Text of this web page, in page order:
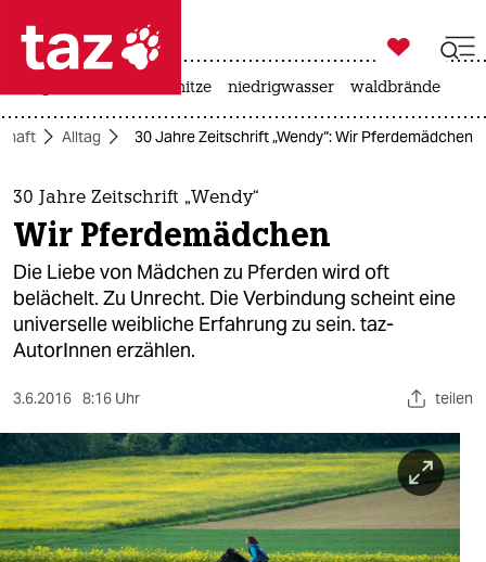
 taz zahl ich
taz zahl ich
themen
politik
öko
gesellschaft
kultur
sport
berlin
nord

taz zahl ich
hitze niedrigwasser waldbrände
Alltag 30 Jahre Zeitschrift „Wendy“: Wir Pferdemädchen
30 Jahre Zeitschrift „Wendy“
Wir Pferdemädchen
Die Liebe von Mädchen zu Pferden wird oft
belächelt. Zu Unrecht. Die Verbindung scheint eine
universelle weibliche Erfahrung zu sein. taz-
AutorInnen erzählen.
3.6.2016 8:16 Uhr teilen